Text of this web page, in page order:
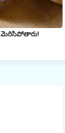
మెరిసిపోతారు!